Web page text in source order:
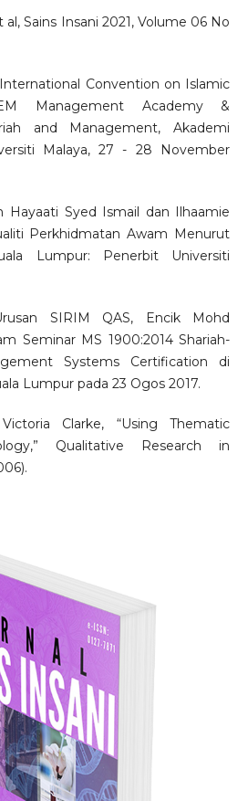
Sains Insani 2021, Volume 06 No
Convention on Islamic
Management Academy &
and Management, Akademi
Malaya, 27 - 28 November
Hayaati Syed Ismail dan Ilhaamie
Perkhidmatan Awam Menurut
Lumpur: Penerbit Universiti
SIRIM QAS, Encik Mohd
Seminar MS 1900:2014 Shariah-
Systems Certification di
Lumpur pada 23 Ogos 2017.
Clarke, “Using Thematic
Qualitative Research in